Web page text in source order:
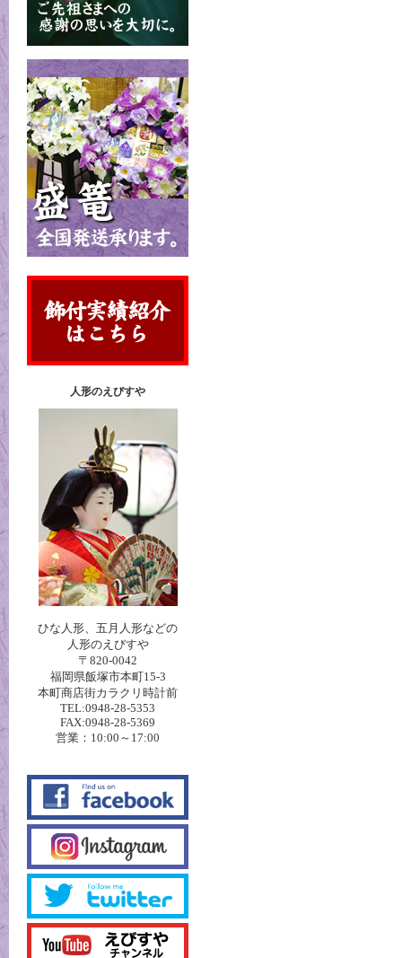
人形のえびすや
ひな人形、五月人形などの
人形のえびすや
〒820-0042
福岡県飯塚市本町15-3
本町商店街カラクリ時計前
TEL:0948-28-5353
FAX:0948-28-5369
営業：10:00～17:00